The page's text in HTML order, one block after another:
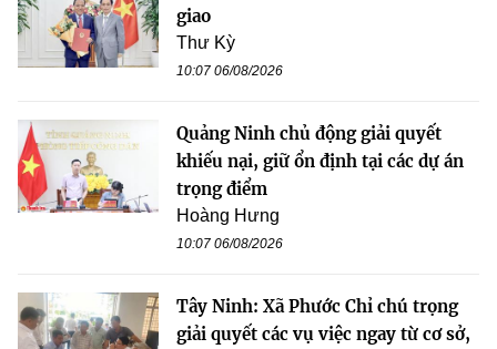
giao
Thư Kỳ
10:07 06/08/2026
Quảng Ninh chủ động giải quyết
khiếu nại, giữ ổn định tại các dự án
trọng điểm
Hoàng Hưng
10:07 06/08/2026
Tây Ninh: Xã Phước Chỉ chú trọng
giải quyết các vụ việc ngay từ cơ sở,